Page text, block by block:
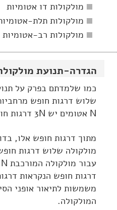
הגדרה-תנועת
כמו שלמדתם בפרק על
שלוש דרגות חופש
N אטומים יש 3N דרגות חופש.
מתוך דרגות חופש אלו,
מולקולה שלוש דרגות
דרגות חופש הנקראות
משמשות לתיאור אופני
המולקולה.
מולקולות דו אטומיות
מולקולות תלת-
מולקולות רב-אטומיות